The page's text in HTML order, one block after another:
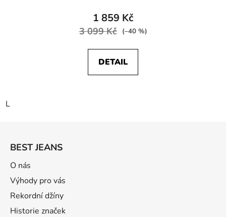
1 859 Kč
3 099 Kč (–40 %)
DETAIL
L
BEST JEANS
O nás
Výhody pro vás
Rekordní džíny
Historie značek